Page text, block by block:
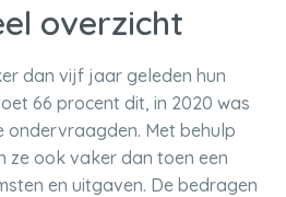
overzicht
dan vijf jaar geleden hun
66 procent dit, in 2020 was
Met behulp
ze ook vaker dan toen een
en uitgaven. De bedragen